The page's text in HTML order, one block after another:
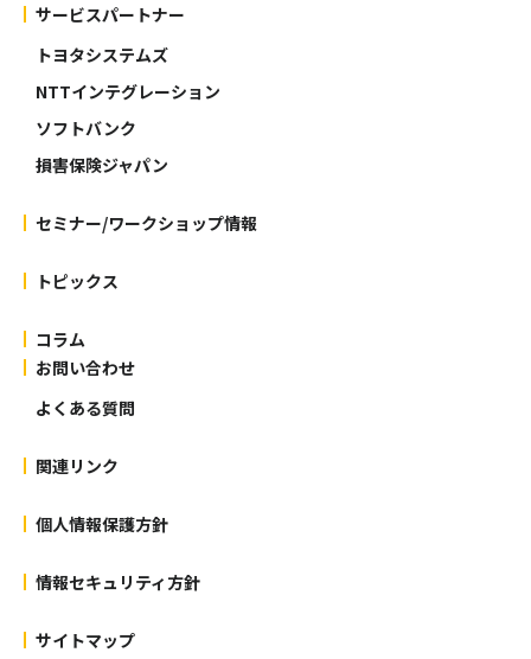
サービスパートナー
トヨタシステムズ
NTTインテグレーション
ソフトバンク
損害保険ジャパン
セミナー/ワークショップ情報
トピックス
コラム
お問い合わせ
よくある質問
関連リンク
個人情報保護方針
情報セキュリティ方針
サイトマップ